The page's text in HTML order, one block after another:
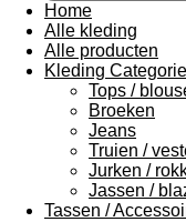
Home
Alle kleding
Alle producten
Kleding
Tops /
Broeken
Jeans
Truien /
Jurken /
Jassen /
Tassen /